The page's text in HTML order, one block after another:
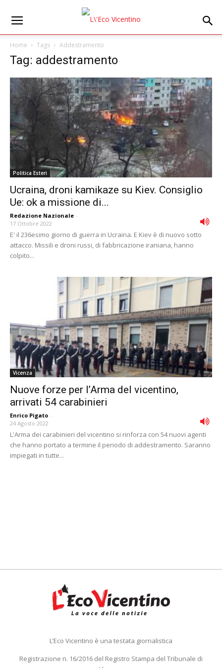
Home Tags Addestramento
Tag: addestramento
Politica Esteri
Ucraina, droni kamikaze su Kiev. Consiglio
Ue: ok a missione di...
Redazione Nazionale -
17 Ottobre 2022
E' il 236esimo giorno di guerra in Ucraina. E Kiev è di nuovo sotto
attacco. Missili e droni russi, di fabbricazione iraniana, hanno
colpito...
Vicenza
Nuove forze per l’Arma del vicentino,
arrivati 54 carabinieri
Enrico Pigato -
24 Agosto 2022
L'Arma dei carabinieri del vicentino si rinforza con 54 nuovi agenti
che hanno portato a termine il periodo di addestramento. Saranno
impiegati in tutte...
L’Eco Vicentino è una testata giornalistica
Registrazione n. 16/2016 del Registro Stampa del Tribunale di